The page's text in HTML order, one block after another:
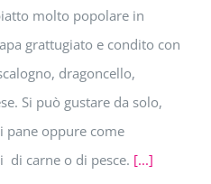
molto popolare in
grattugiato e condito con
dragoncello,
Si può gustare da solo,
pane oppure come
di carne o di pesce. [...]